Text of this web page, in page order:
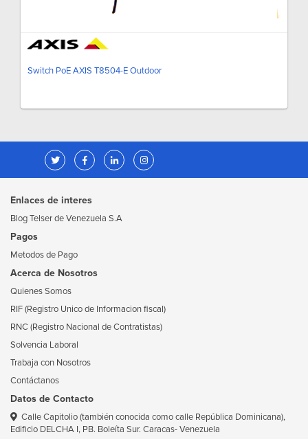
Switch PoE AXIS T8504-E Outdoor
Enlaces de interes
Blog Telser de Venezuela S.A
Pagos
Metodos de Pago
Acerca de Nosotros
Quienes Somos
RIF (Registro Unico de Informacion fiscal)
RNC (Registro Nacional de Contratistas)
Solvencia Laboral
Trabaja con Nosotros
Contáctanos
Datos de Contacto
Calle Capitolio (también conocida como calle República Dominicana),
Edificio DELCHA I, PB. Boleíta Sur. Caracas- Venezuela